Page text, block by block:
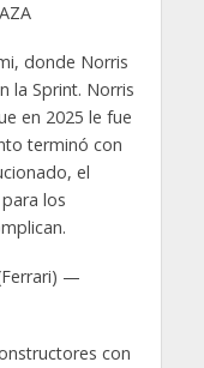
donde Norris
la Sprint. Norris
en 2025 le fue
terminó con
el
los
—
con